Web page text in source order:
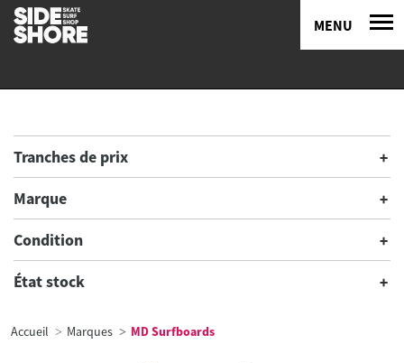
MENU
Tranches de prix
Marque
Condition
État stock
Accueil Marques MD Surfboards